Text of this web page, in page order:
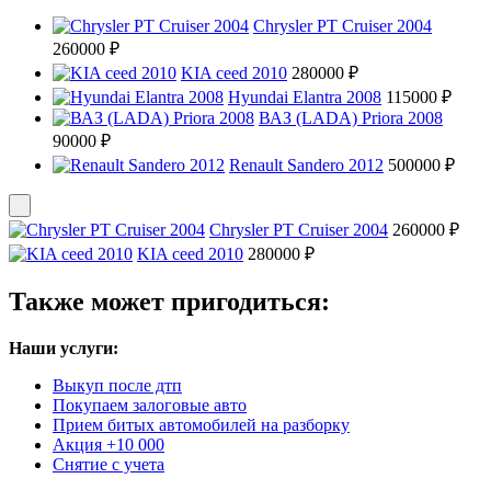
Chrysler PT Cruiser 2004
260000 ₽
KIA ceed 2010 280000 ₽
Hyundai Elantra 2008 115000 ₽
ВАЗ (LADA) Priora 2008
90000 ₽
Renault Sandero 2012 500000 ₽
Chrysler PT Cruiser 2004 260000 ₽
KIA ceed 2010 280000 ₽
Также может пригодиться:
Наши услуги:
Выкуп после дтп
Покупаем залоговые авто
Прием битых автомобилей на разборку
Акция +10 000
Снятие с учета